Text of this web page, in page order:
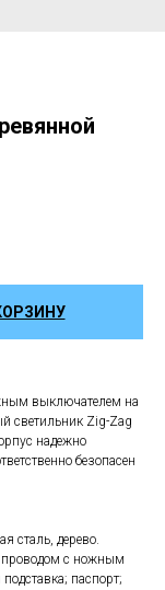
выключателем на
светильник Zig-Zag
надежно
безопасен
сталь, дерево.
проводом с ножным
паспорт;